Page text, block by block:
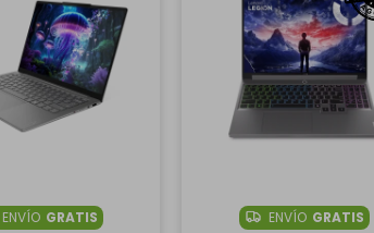
ENVÍO GRATIS ENVÍO GRATIS